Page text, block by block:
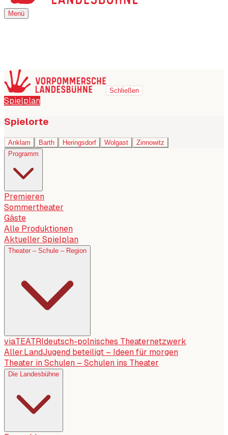
Menü
Menü
Schließen
Spielplan
Spielorte
Anklam Barth Heringsdorf Wolgast
Zinnowitz
Programm
Premieren
Sommertheater
Gäste
Alle Produktionen
Aktueller Spielplan
Theater – Schule – Region
viaTEATRI deutsch-polnisches Theaternetzwerk
Aller.LandJugend beteiligt – Ideen für morgen
Theater in Schulen – Schulen ins Theater
Die Landesbühne